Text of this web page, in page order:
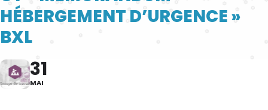
HÉBERGEMENT D’URGENCE »
BXL
31
MAI